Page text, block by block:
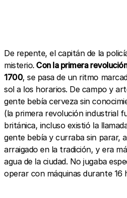
De repente, el capitán de la
misterio. Con la primera
1700, se pasa de un ritmo
sol a los horarios. De campo y
gente bebía cerveza sin
(la primera revolución industrial
británica, incluso existió la
gente bebía y curraba sin parar,
arraigado en la tradición, y era
agua de la ciudad. No jugaba
operar con máquinas durante 16